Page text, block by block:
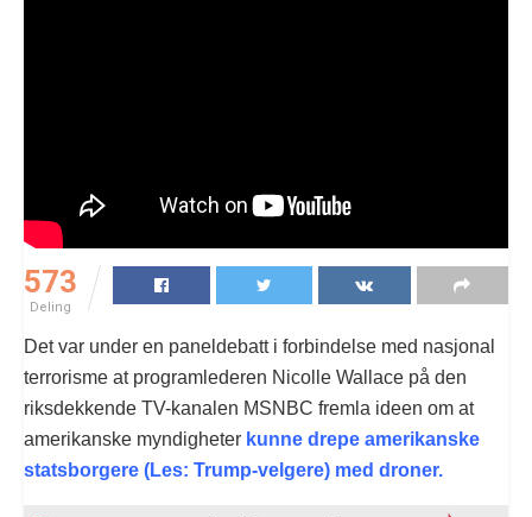
573
Deling
Det var under en paneldebatt i forbindelse med nasjonal
terrorisme at programlederen Nicolle Wallace på den
riksdekkende TV-kanalen MSNBC fremla ideen om at
amerikanske myndigheter kunne drepe amerikanske
statsborgere (Les: Trump-velgere) med droner.